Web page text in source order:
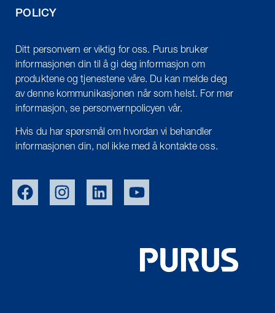
POLICY
Ditt personvern er viktig for oss. Purus bruker
informasjonen din til å gi deg informasjon om
produktene og tjenestene våre. Du kan melde deg
av denne kommunikasjonen når som helst. For mer
informasjon, se personvernpolicyen vår.
Hvis du har spørsmål om hvordan vi behandler
informasjonen din, nøl ikke med å kontakte oss.